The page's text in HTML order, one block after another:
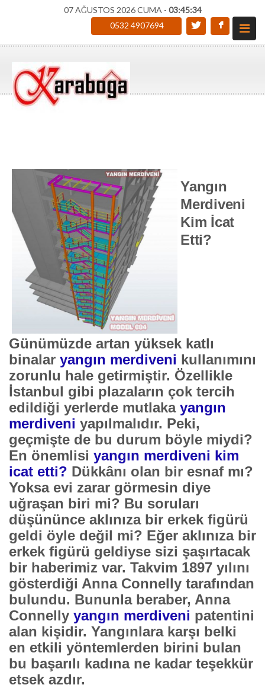
07 AĞUSTOS 2026 CUMA - 03:45:35
0532 4907694
Yangın
Merdiveni
Kim İcat
Etti?
Günümüzde artan yüksek katlı
binalar yangın merdiveni kullanımını
zorunlu hale getirmiştir. Özellikle
İstanbul gibi plazaların çok tercih
edildiği yerlerde mutlaka yangın
merdiveni yapılmalıdır. Peki,
geçmişte de bu durum böyle miydi?
En önemlisi yangın merdiveni kim
icat etti? Dükkânı olan bir esnaf mı?
Yoksa evi zarar görmesin diye
uğraşan biri mi? Bu soruları
düşününce aklınıza bir erkek figürü
geldi öyle değil mi? Eğer aklınıza bir
erkek figürü geldiyse sizi şaşırtacak
bir haberimiz var. Takvim 1897 yılını
gösterdiği Anna Connelly tarafından
bulundu. Bununla beraber, Anna
Connelly yangın merdiveni patentini
alan kişidir. Yangınlara karşı belki
en etkili yöntemlerden birini bulan
bu başarılı kadına ne kadar teşekkür
etsek azdır.